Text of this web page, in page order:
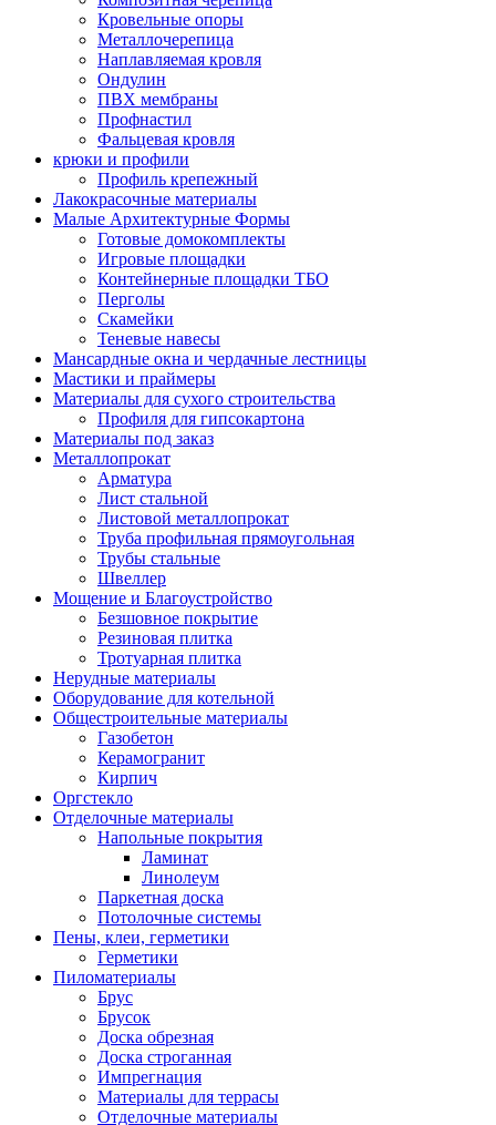
Кровельные опоры
Металлочерепица
Наплавляемая кровля
Ондулин
ПВХ мембраны
Профнастил
Фальцевая кровля
крюки и профили
Профиль крепежный
Лакокрасочные материалы
Малые Архитектурные Формы
Готовые домокомплекты
Игровые площадки
Контейнерные площадки ТБО
Перголы
Скамейки
Теневые навесы
Мансардные окна и чердачные лестницы
Мастики и праймеры
Материалы для сухого строительства
Профиля для гипсокартона
Материалы под заказ
Металлопрокат
Арматура
Лист стальной
Листовой металлопрокат
Труба профильная прямоугольная
Трубы стальные
Швеллер
Мощение и Благоустройство
Безшовное покрытие
Резиновая плитка
Тротуарная плитка
Нерудные материалы
Оборудование для котельной
Общестроительные материалы
Газобетон
Керамогранит
Кирпич
Оргстекло
Отделочные материалы
Напольные покрытия
Ламинат
Линолеум
Паркетная доска
Потолочные системы
Пены, клеи, герметики
Герметики
Пиломатериалы
Брус
Брусок
Доска обрезная
Доска строганная
Импрегнация
Материалы для террасы
Отделочные материалы